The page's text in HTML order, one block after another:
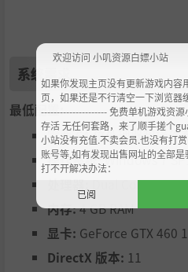
系统需求
最低配置:
需要 64 位处理器和操作
操作系统:Windows 7
Dual Core
内存:4 GB RAM
显卡: GeForce GTX 460
DirectX 版本: 11
欢迎访问 小叽资源白嫖小站
如果你发现主页没有更新游戏内容
页，如果还是不行清空一下浏览器
--------------------- 免费单机游戏资
存活 无任何套路，来了顺手搓个
小站没有充值.不卖会员.也没有打
账号等,如有发现出售网址的全部
打不开解决办法：
已阅